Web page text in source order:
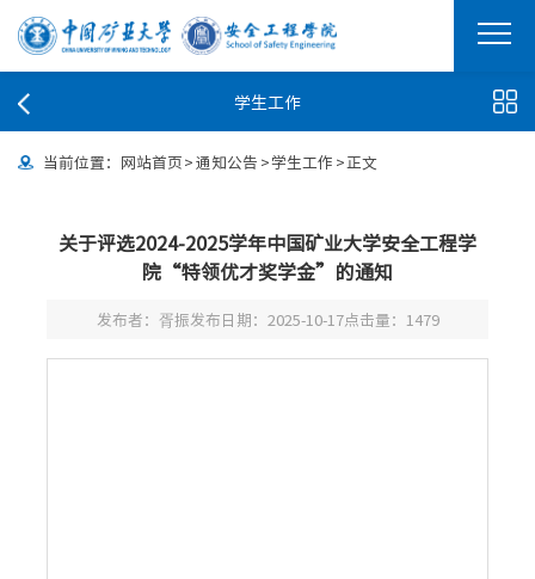
学生工作
当前位置： 网站首页>通知公告 >学生工作 >正文
关于评选2024-2025学年中国矿业大学安全工程学
院“特领优才奖学金”的通知
发布者：胥振发布日期：2025-10-17点击量： 1479